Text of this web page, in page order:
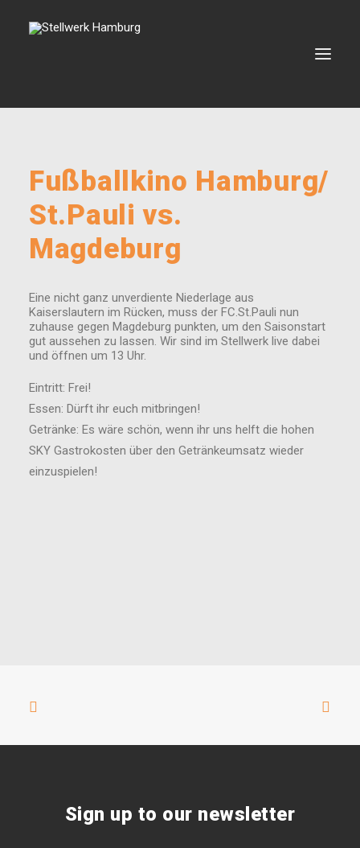
VERMIETUNG
BOOKING
VEREIN
SEARCH
Fußballkino Hamburg/
St.Pauli vs.
Magdeburg
Eine nicht ganz unverdiente Niederlage aus
Kaiserslautern im Rücken, muss der FC.St.Pauli nun
zuhause gegen Magdeburg punkten, um den Saisonstart
gut aussehen zu lassen. Wir sind im Stellwerk live dabei
und öffnen um 13 Uhr.
Eintritt: Frei!
Essen: Dürft ihr euch mitbringen!
Getränke: Es wäre schön, wenn ihr uns helft die hohen
SKY Gastrokosten über den Getränkeumsatz wieder
einzuspielen!
Sign up to our newsletter